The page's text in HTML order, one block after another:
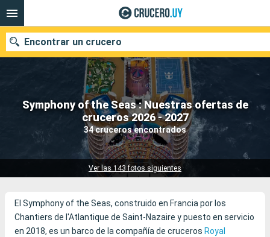
Symphony of the Seas : Nuestras ofertas de
cruceros 2026 - 2027
34 cruceros encontrados
Ver las 143 fotos siguientes
Encontrar un crucero
Nuestros destinos
Fecha de salida
El Symphony of the Seas, construido en Francia por los
Chantiers de l'Atlantique de Saint-Nazaire y puesto en servicio
en 2018, es un barco de la compañía de cruceros Royal